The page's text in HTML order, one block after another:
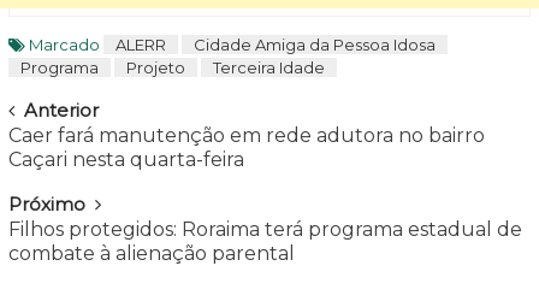
Marcado ALERR
Cidade Amiga da Pessoa Idosa
Programa
Projeto Terceira Idade
Navegar
Anterior
Caer fará manutenção em rede adutora no bairro
Caçari nesta quarta-feira
Próximo
Filhos protegidos: Roraima terá programa estadual de
combate à alienação parental